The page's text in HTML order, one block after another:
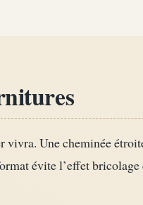
Une cheminée
évite l’effet